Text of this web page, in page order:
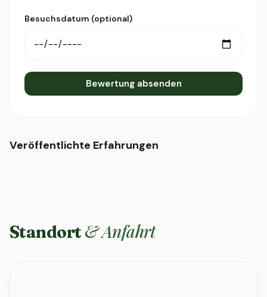
Besuchsdatum (optional)
Bewertung absenden
Veröffentlichte Erfahrungen
Standort & Anfahrt